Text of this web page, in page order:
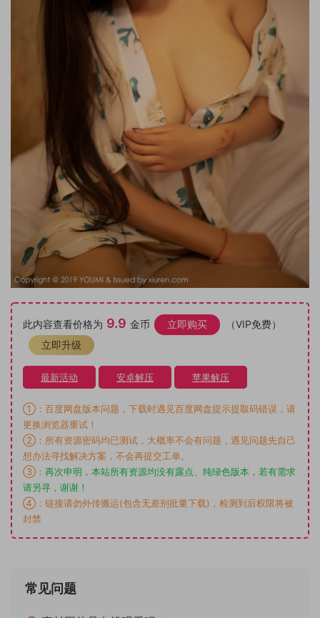
此内容查看价格为 9.9 金币 立即购买
（VIP免费）
立即升级
最新活动 安卓解压 苹果解压
①：百度网盘版本问题，下载时遇见百度网盘提示提取码错误，请
更换浏览器重试！
②：所有资源密码均已测试，大概率不会有问题，遇见问题先自己
想办法寻找解决方案，不会再提交工单。
③： 再次申明，本站所有资源均没有露点、纯绿色版本，若有需求
请另寻，谢谢！
④：链接请勿外传搬运(包含无差别批量下载)，检测到后权限将被
封禁
常见问题